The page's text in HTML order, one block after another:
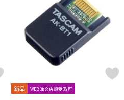
新品 WEB注文店頭受取可